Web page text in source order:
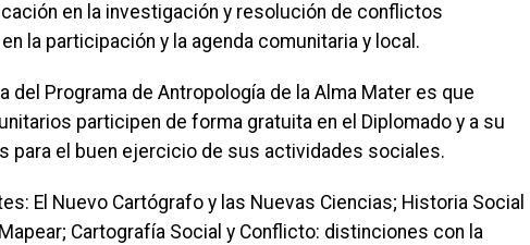
en la investigación y resolución de conflictos
la participación y la agenda comunitaria y local.
Programa de Antropología de la Alma Mater es que
participen de forma gratuita en el Diplomado y a su
para el buen ejercicio de sus actividades sociales.
El Nuevo Cartógrafo y las Nuevas Ciencias; Historia Social
Cartografía Social y Conflicto: distinciones con la